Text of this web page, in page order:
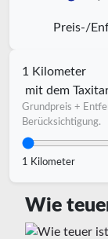
Preis-/
1 Kilometer
mit dem
Grundpreis +
Berücksichtigung.
1 Kilometer
Wie